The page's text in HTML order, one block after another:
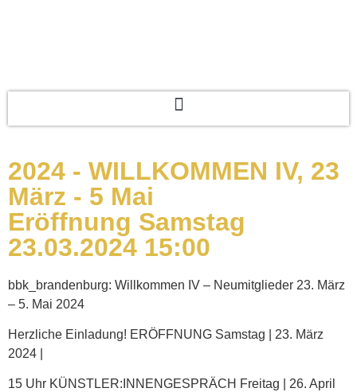
2024 - WILLKOMMEN IV, 23
März - 5 Mai
Eröffnung Samstag
23.03.2024 15:00
bbk_brandenburg: Willkommen IV – Neumitglieder 23. März
– 5. Mai 2024
Herzliche Einladung! ERÖFFNUNG Samstag | 23. März
2024 |
15 Uhr KÜNSTLER:INNENGESPRÄCH Freitag | 26. April